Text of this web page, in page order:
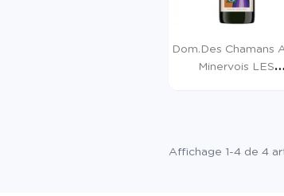
Dom.des Chamans
Minervois LES
Affichage 1-4 de 4